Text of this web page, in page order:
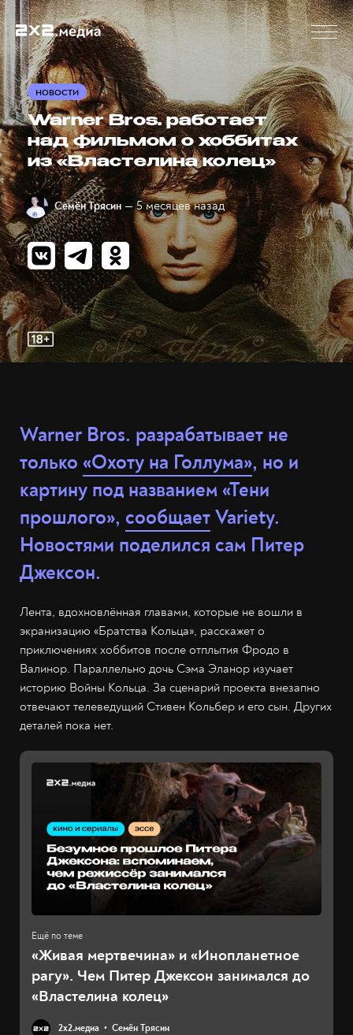
НОВОСТИ
Warner Bros. работает
над фильмом о хоббитах
из «Властелина колец»
Семён Трясин — 5 месяцев назад
Warner Bros. разрабатывает не
только «Охоту на Голлума», но и
картину под названием «Тени
прошлого», сообщаетVariety.
Новостями поделился сам Питер
Джексон.
Лента, вдохновлённая главами, которые не вошли в
экранизацию «Братства Кольца», расскажет о
приключениях хоббитов после отплытия Фродо в
Валинор. Параллельно дочь Сэма Эланор изучает
историю Войны Кольца. За сценарий проекта внезапно
отвечают телеведущий Стивен Кольбер и его сын. Других
деталей пока нет.
«Живая мертвечина» и «Инопланетное
рагу». Чем Питер Джексон занимался до
«Властелина колец»
2х2.медиа Семён Трясин